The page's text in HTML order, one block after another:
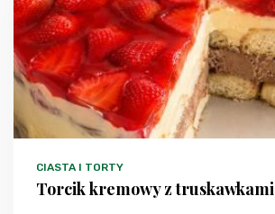
CIASTA I TORTY
Torcik kremowy z truskawkami